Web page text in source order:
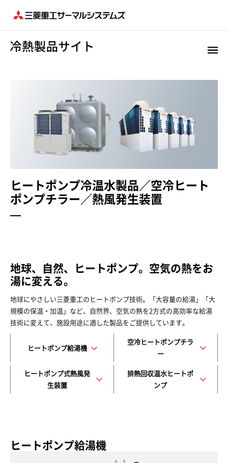
ヒートポンプ冷温水製品／空冷ヒート
ポンプチラー／熱風発生装置
地球、自然、ヒートポンプ。空気の熱をお
湯に変える。
地球にやさしい三菱重工のヒートポンプ技術。「大容量の給湯」「大
規模の保温・加温」など、自然界、空気の熱を2方式の高効率な給湯
技術に変えて、施設用途に適した製品をご提供しています。
ヒートポンプ給湯機
空冷ヒートポンプチラ
ー
ヒートポンプ式熱風発
生装置
排熱回収温水ヒートポ
ンプ
ヒートポンプ給湯機